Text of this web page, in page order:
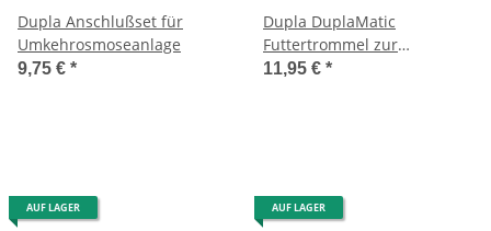
Dupla Anschlußset für
Umkehrosmoseanlage
9,75 € *
Dupla DuplaMatic
Futtertrommel zur
Erweiterung
11,95 € *
AUF LAGER AUF LAGER